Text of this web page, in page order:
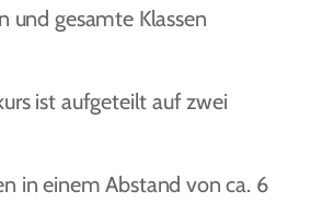
und gesamte Klassen
ist aufgeteilt auf zwei
in einem Abstand von ca. 6